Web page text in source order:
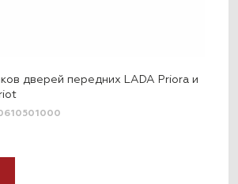
дверей передних LADA Priora и